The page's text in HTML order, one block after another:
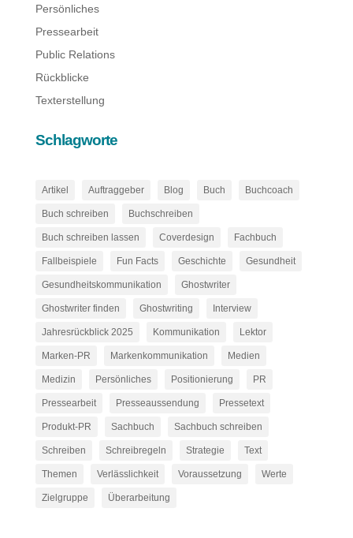
Persönliches
Pressearbeit
Public Relations
Rückblicke
Texterstellung
Schlagworte
Artikel Auftraggeber Blog Buch Buchcoach
Buch schreiben Buchschreiben
Buch schreiben lassen Coverdesign Fachbuch
Fallbeispiele Fun Facts Geschichte Gesundheit
Gesundheitskommunikation Ghostwriter
Ghostwriter finden Ghostwriting Interview
Jahresrückblick 2025 Kommunikation Lektor
Marken-PR Markenkommunikation Medien
Medizin Persönliches Positionierung PR
Pressearbeit Presseaussendung Pressetext
Produkt-PR Sachbuch Sachbuch schreiben
Schreiben Schreibregeln Strategie Text
Themen Verlässlichkeit Voraussetzung Werte
Zielgruppe Überarbeitung